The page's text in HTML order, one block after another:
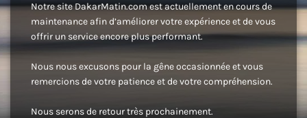
Notre site DakarMatin.com est actuellement en cours de
maintenance afin d’améliorer votre expérience et de vous
offrir un service encore plus performant.
Nous nous excusons pour la gêne occasionnée et vous
remercions de votre patience et de votre compréhension.
Nous serons de retour très prochainement.